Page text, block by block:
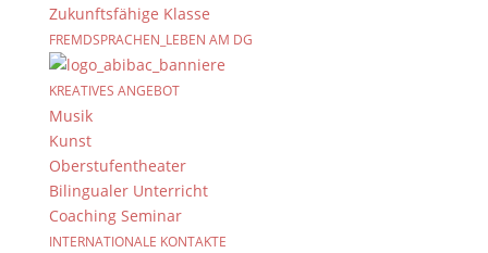
Zukunftsfähige Klasse
FREMDSPRACHEN_LEBEN AM DG
KREATIVES ANGEBOT
Musik
Kunst
Oberstufentheater
Bilingualer Unterricht
Coaching Seminar
INTERNATIONALE KONTAKTE